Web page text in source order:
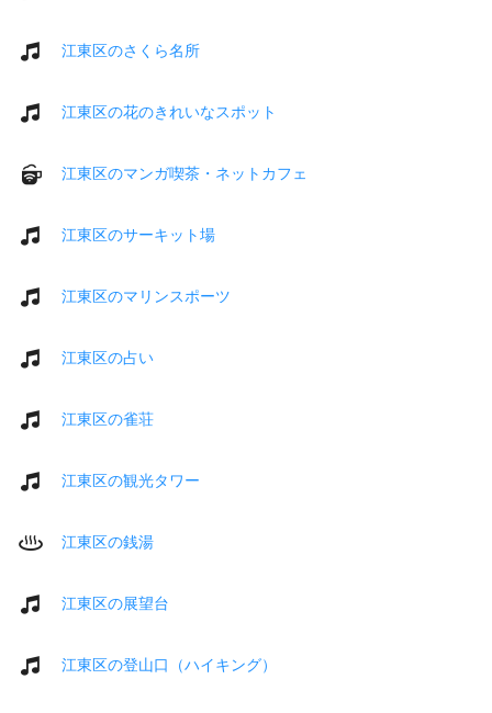
江東区のさくら名所
江東区の花のきれいなスポット
江東区のマンガ喫茶・ネットカフェ
江東区のサーキット場
江東区のマリンスポーツ
江東区の占い
江東区の雀荘
江東区の観光タワー
江東区の銭湯
江東区の展望台
江東区の登山口（ハイキング）